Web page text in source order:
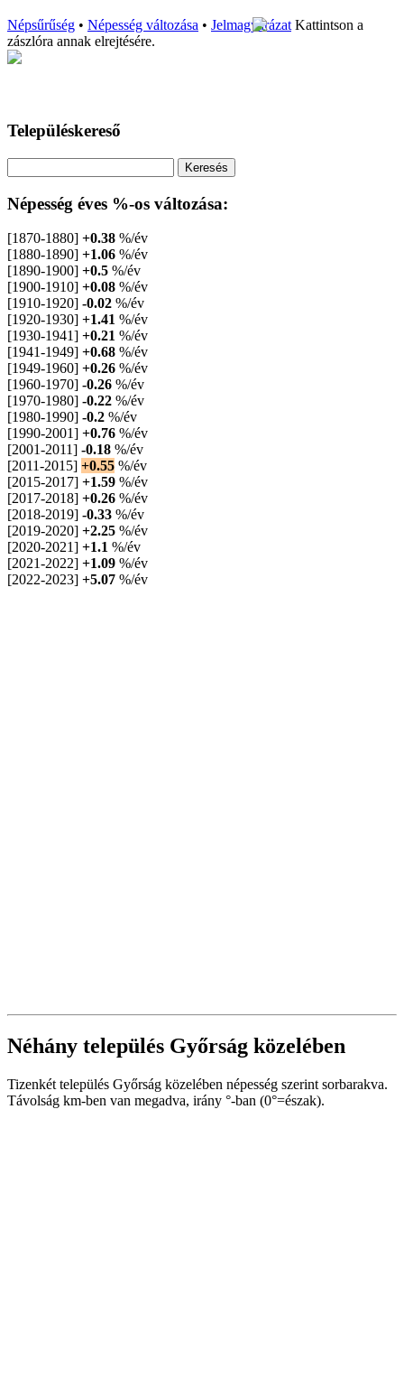
Népsűrűség • Népesség változása • JelmagyarázatKattintson a
zászlóra annak elrejtésére.
Településkereső
Népesség éves %-os változása:
[1870-1880] +0.38 %/év
[1880-1890] +1.06 %/év
[1890-1900] +0.5 %/év
[1900-1910] +0.08 %/év
[1910-1920] -0.02 %/év
[1920-1930] +1.41 %/év
[1930-1941] +0.21 %/év
[1941-1949] +0.68 %/év
[1949-1960] +0.26 %/év
[1960-1970] -0.26 %/év
[1970-1980] -0.22 %/év
[1980-1990] -0.2 %/év
[1990-2001] +0.76 %/év
[2001-2011] -0.18 %/év
[2011-2015] +0.55 %/év
[2015-2017] +1.59 %/év
[2017-2018] +0.26 %/év
[2018-2019] -0.33 %/év
[2019-2020] +2.25 %/év
[2020-2021] +1.1 %/év
[2021-2022] +1.09 %/év
[2022-2023] +5.07 %/év
Néhány település Győrság közelében
Tizenkét település Győrság közelében népesség szerint sorbarakva.
Távolság km-ben van megadva, irány °-ban (0°=észak).